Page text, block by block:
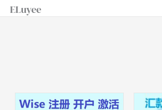
ELuyee